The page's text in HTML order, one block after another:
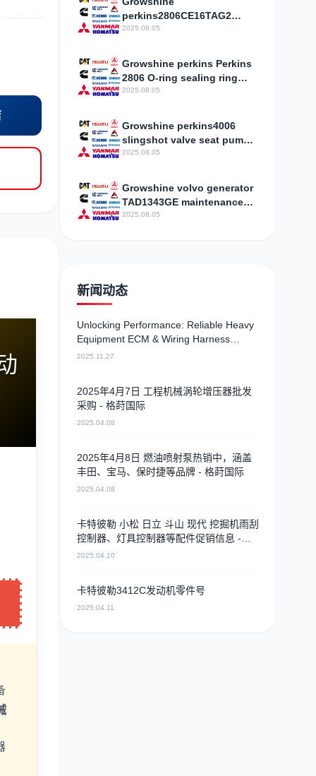
山猫 上柴
perkins2806CE16TAG2
spindle shell air filter
price
2025.08.05
Growshine perkins Perkins
2806 O-ring sealing ring
water pump assembly
Price
2025.08.05
Growshine perkins4006
slingshot valve seat pump
assembly SE14 X
2025.08.05
Growshine volvo generator
TAD1343GE maintenance
telephone
2025.08.05
新闻动态
Unlocking Performance: Reliable Heavy
Equipment ECM & Wiring Harness
Alternatives
2025.11.27
2025年4月7日 工程机械涡轮增压器批发
采购 - 格莳国际
2025.04.08
2025年4月8日 燃油喷射泵热销中，涵盖
丰田、宝马、保时捷等品牌 - 格莳国际
2025.04.08
卡特彼勒 小松 日立 斗山 现代 挖掘机雨刮
控制器、灯具控制器等配件促销信息 -
2025年4月9日
2025.04.10
卡特彼勒3412C发动机零件号
2025.04.11